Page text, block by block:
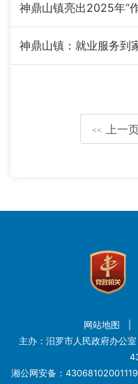
神鼎山镇亮出2025年“
<< 上一
网站地图
主办：汨罗市人民政府办公
湘公网安备：